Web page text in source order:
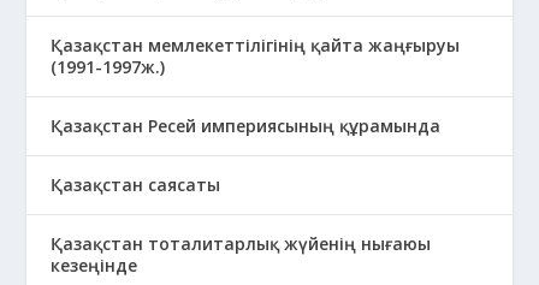
Қазақстан мемлекеттілігінің қайта жаңғыруы
(1991-1997ж.)
Қазақстан Ресей империясының құрамында
Қазақстан саясаты
Қазақстан тоталитарлық жүйенің нығаюы
кезеңінде